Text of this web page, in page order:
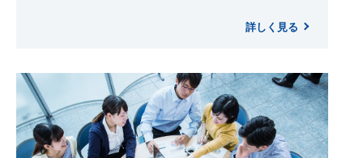
詳しく見る